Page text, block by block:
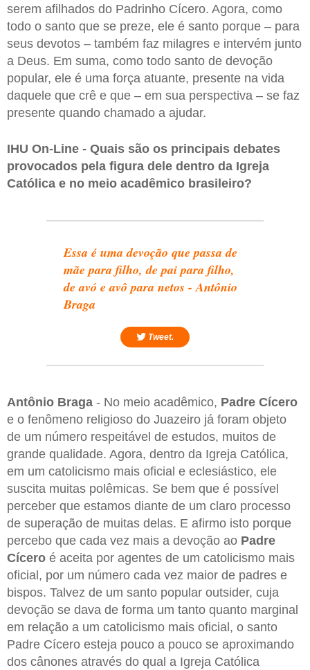
serem afilhados do Padrinho Cícero. Agora, como
todo o santo que se preze, ele é santo porque – para
seus devotos – também faz milagres e intervém junto
a Deus. Em suma, como todo santo de devoção
popular, ele é uma força atuante, presente na vida
daquele que crê e que – em sua perspectiva – se faz
presente quando chamado a ajudar.
IHU On-Line - Quais são os principais debates
provocados pela figura dele dentro da Igreja
Católica e no meio acadêmico brasileiro?
Essa é uma devoção que passa de
mãe para filho, de pai para filho,
de avó e avô para netos - Antônio
Braga
Tweet.
Antônio Braga - No meio acadêmico, Padre Cícero
e o fenômeno religioso do Juazeiro já foram objeto
de um número respeitável de estudos, muitos de
grande qualidade. Agora, dentro da Igreja Católica,
em um catolicismo mais oficial e eclesiástico, ele
suscita muitas polêmicas. Se bem que é possível
perceber que estamos diante de um claro processo
de superação de muitas delas. E afirmo isto porque
percebo que cada vez mais a devoção ao Padre
Cícero é aceita por agentes de um catolicismo mais
oficial, por um número cada vez maior de padres e
bispos. Talvez de um santo popular outsider, cuja
devoção se dava de forma um tanto quanto marginal
em relação a um catolicismo mais oficial, o santo
Padre Cícero esteja pouco a pouco se aproximando
dos cânones através do qual a Igreja Católica